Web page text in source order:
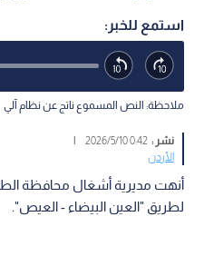
استمع للخبر:
ملاحظة: النص المسموع ناتج عن نظام آلي
نشر :0:42 2026/5/10
|
الأردن
أنهت مديرية أشغال محافظة
لطريق "العين البيضاء - العيص".